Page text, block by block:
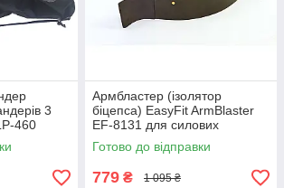
3
460
Армбластер (ізолятор
біцепса) EasyFit ArmBlaster
EF-8131 для силових
тренувань
Готово до відправки
779 ₴ 1 095 ₴